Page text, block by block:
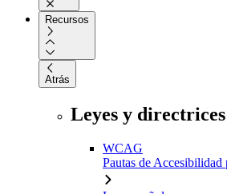
Recursos
Atrás
Leyes y directrices
WCAG
Pautas de